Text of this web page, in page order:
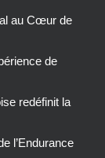
au Cœur de
de
redéfinit la
l’Endurance